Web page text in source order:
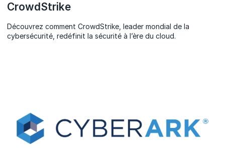
CrowdStrike
Découvrez comment CrowdStrike, leader mondial de la
cybersécurité, redéfinit la sécurité à l’ère du cloud.